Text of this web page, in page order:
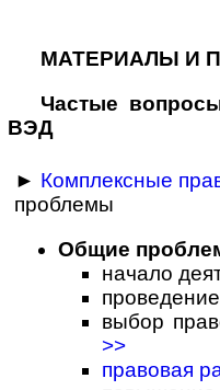
МАТЕРИАЛЫ И
Частые
ВЭД
► Комплексные
проблемы
Общие
начало
выбор
>>
правовая